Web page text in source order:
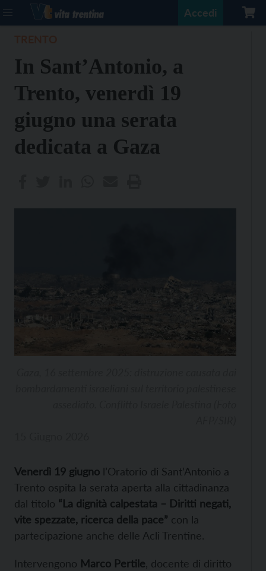
Accedi
In Sant’Antonio, a
Trento, venerdì 19
giugno una serata
dedicata a Gaza
Venerdì 19 giugno l’Oratorio di Sant’Antonio a
Trento ospita la serata aperta alla cittadinanza
dal titolo “La dignità calpestata – Diritti negati,
vite spezzate, ricerca della pace” con la
partecipazione anche delle Acli Trentine.
Intervengono Marco Pertile , docente di diritto